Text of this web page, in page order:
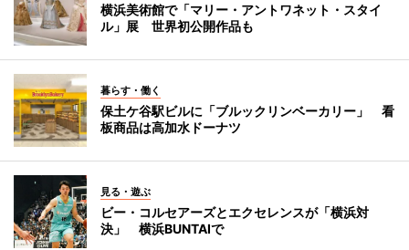
横浜美術館で「マリー・アントワネット・スタイ
ル」展 世界初公開作品も
暮らす・働く
保土ケ谷駅ビルに「ブルックリンベーカリー」 看
板商品は高加水ドーナツ
見る・遊ぶ
ビー・コルセアーズとエクセレンスが「横浜対
決」 横浜BUNTAIで